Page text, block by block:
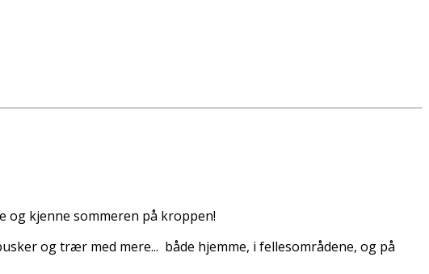
og kjenne sommeren på kroppen!
og trær med mere... både hjemme, i fellesområdene, og på